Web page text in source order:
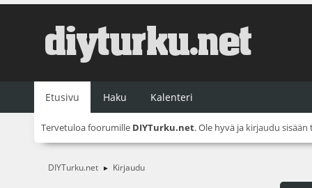
Etusivu Haku Kalenteri
Tervetuloa foorumille DIYTurku.net. Ole hyvä ja kirjaudu sisään
DIYTurku.net ► Kirjaudu